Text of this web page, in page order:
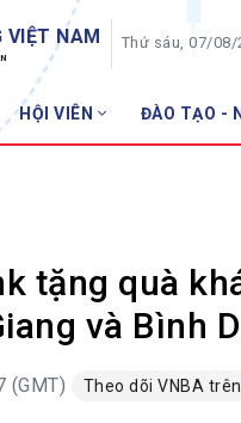
VIỆT NAM Thứ sáu, 07/08/
HỘI VIÊN ĐÀO TẠO -
30 năm
Tin ngành
tặng quà
và Bình
(GMT) Theo dõi VNBA trên